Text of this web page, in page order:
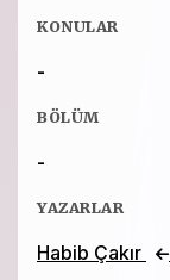
KONULAR
-
BÖLÜM
-
YAZARLAR
Habib Çakır